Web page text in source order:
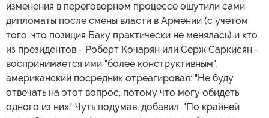
изменения в переговорном процессе ощутили сами
дипломаты после смены власти в Армении (с учетом
того, что позиция Баку практически не менялась) и кто
из президентов - Роберт Кочарян или Серж Саркисян -
воспринимается ими "более конструктивным",
американский посредник отреагировал: "Не буду
отвечать на этот вопрос, потому что могу обидеть
одного из них". Чуть подумав, добавил: "По крайней